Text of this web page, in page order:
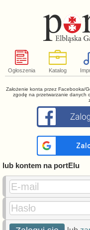
Ogłoszenia Katalog
Założenie konta przez Facebooka/
zgodę na przetwarzanie danych
lub kontem na portElu
E-mail
Hasło